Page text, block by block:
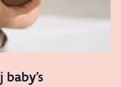
baby's